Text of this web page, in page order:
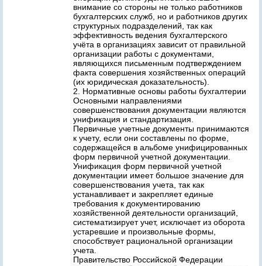
внимание со стороны не только работников
бухгалтерских служб, но и работников других
структурных подразделений, так как
эффективность ведения бухгалтерского
учёта в организациях зависит от правильной
организации работы с документами,
являющихся письменным подтверждением
факта совершения хозяйственных операций
(их юридическая доказательность).
2. Нормативные основы работы бухгалтерии
Основными направлениями
совершенствования документации являются
унификация и стандартизация.
Первичные учетные документы принимаются
к учету, если они составлены по форме,
содержащейся в альбоме унифицированных
форм первичной учетной документации.
Унификация форм первичной учетной
документации имеет большое значение для
совершенствования учета, так как
устанавливает и закрепляет единые
требования к документированию
хозяйственной деятельности организаций,
систематизирует учет, исключает из оборота
устаревшие и произвольные формы,
способствует рациональной организации
учета.
Правительство Российской Федерации